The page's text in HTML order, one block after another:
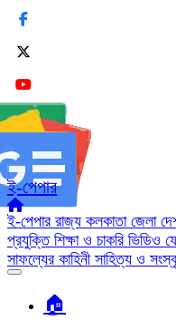
ই-পেপার
ই-পেপার রাজ্য কলকাতা জেলা
প্রযুক্তি শিক্ষা ও চাকরি ভিডিও
সাফল্যের কাহিনী সাহিত্য ও
🏠︎